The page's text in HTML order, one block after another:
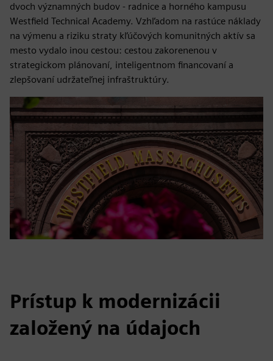
dvoch významných budov - radnice a horného kampusu
Westfield Technical Academy. Vzhľadom na rastúce náklady
na výmenu a riziku straty kľúčových komunitných aktív sa
mesto vydalo inou cestou: cestou zakorenenou v
strategickom plánovaní, inteligentnom financovaní a
zlepšovaní udržateľnej infraštruktúry.
Prístup k modernizácii
založený na údajoch